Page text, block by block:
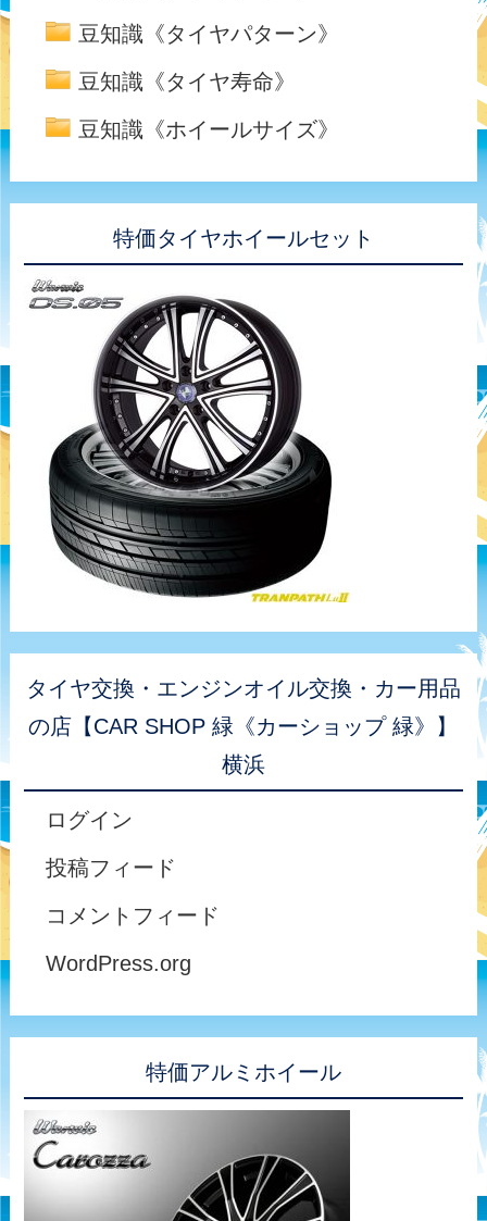
豆知識《タイヤパターン》
豆知識《タイヤ寿命》
豆知識《ホイールサイズ》
特価タイヤホイールセット
タイヤ交換・エンジンオイル交換・カー用品
の店【CAR SHOP 緑《カーショップ 緑》】
横浜
ログイン
投稿フィード
コメントフィード
WordPress.org
特価アルミホイール